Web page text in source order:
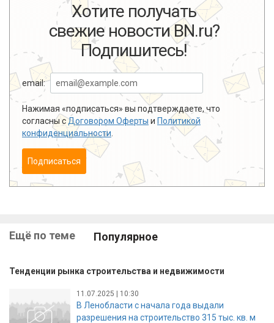
Хотите получать
свежие новости BN.ru?
Подпишитесь!
email:
Нажимая «подписаться» вы подтверждаете, что
согласны сДоговором Оферты и Политикой
конфиденциальности
Подписаться
Ещё по теме Популярное
Тенденции рынка строительства и недвижимости
11.07.2025 | 10:30
В Ленобласти с начала года выдали
разрешения на строительство 315 тыс. кв. м